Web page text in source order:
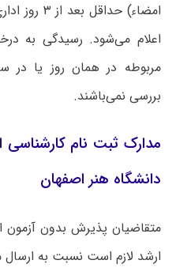
امضاء)
اعلام می‌شود. رسیدگی به
مربوطه در همان روز یا در
بررسی نمی‌باشند.
دانشگاه هنر اصفهان
متقاضیان پذیرش بدون آزمون
ارشد لازم است نسبت به ارسال